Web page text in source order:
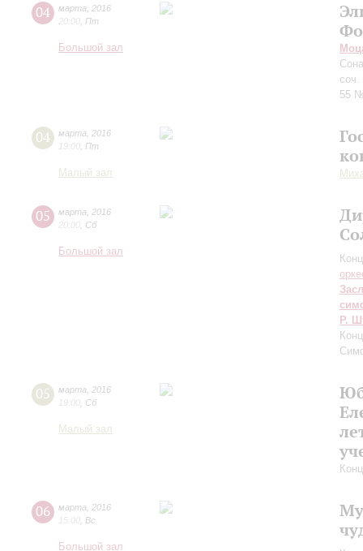
04 марта
2016
20:00 Пт
Большой зал
55
04 марта
2016
19:00 Пт
Малый зал
05 марта
2016
20:00 Сб
Большой зал
Р.
05 марта
2016
19:00 Сб
Малый зал
06 марта
2016
15:00 Вс
Большой зал